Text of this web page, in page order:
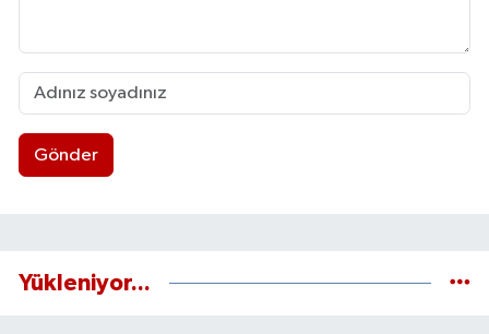
Gönder
Yükleniyor...